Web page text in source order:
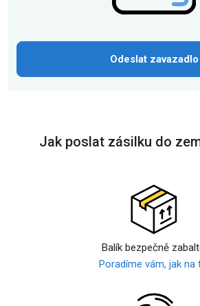
Odeslat zavazadlo
Jak poslat zásilku do
Balík bezpečně
Poradíme vám, jak na